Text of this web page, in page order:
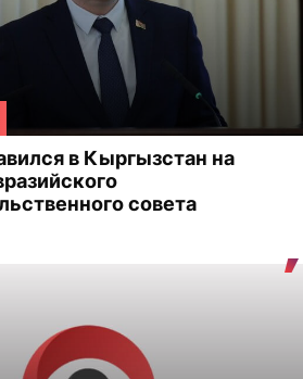
в Кыргызстан на
совета